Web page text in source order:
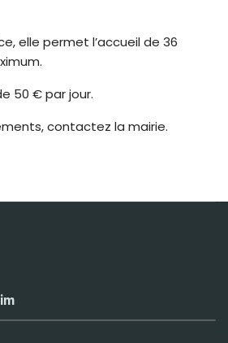
elle permet l’accueil de 36
50 € par jour.
contactez la mairie.